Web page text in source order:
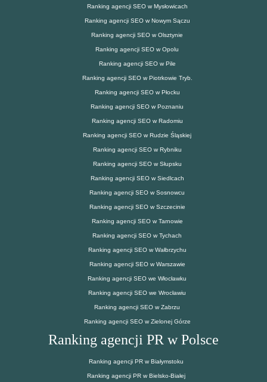
Ranking agencji SEO w Mysłowicach
Ranking agencji SEO w Nowym Sączu
Ranking agencji SEO w Olsztynie
Ranking agencji SEO w Opolu
Ranking agencji SEO w Pile
Ranking agencji SEO w Piotrkowie Tryb.
Ranking agencji SEO w Płocku
Ranking agencji SEO w Poznaniu
Ranking agencji SEO w Radomiu
Ranking agencji SEO w Rudzie Śląskiej
Ranking agencji SEO w Rybniku
Ranking agencji SEO w Słupsku
Ranking agencji SEO w Siedlcach
Ranking agencji SEO w Sosnowcu
Ranking agencji SEO w Szczecinie
Ranking agencji SEO w Tarnowie
Ranking agencji SEO w Tychach
Ranking agencji SEO w Wałbrzychu
Ranking agencji SEO w Warszawie
Ranking agencji SEO we Włocławku
Ranking agencji SEO we Wrocławiu
Ranking agencji SEO w Zabrzu
Ranking agencji SEO w Zielonej Górze
Ranking agencji PR w Polsce
Ranking agencji PR w Białymstoku
Ranking agencji PR w Bielsko-Białej